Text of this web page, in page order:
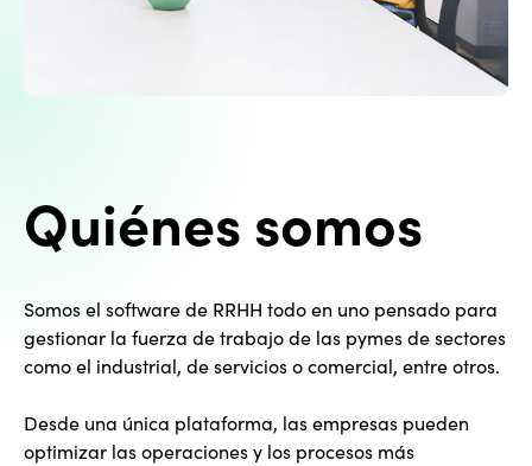
Quiénes somos
Somos el software de RRHH todo en uno pensado para
gestionar la fuerza de trabajo de las pymes de sectores
como el industrial, de servicios o comercial, entre otros.
Desde una única plataforma, las empresas pueden
optimizar las operaciones y los procesos más